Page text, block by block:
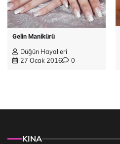
Gelin Manikürü
Düğün Hayalleri
27 Ocak 2016
0
KINA